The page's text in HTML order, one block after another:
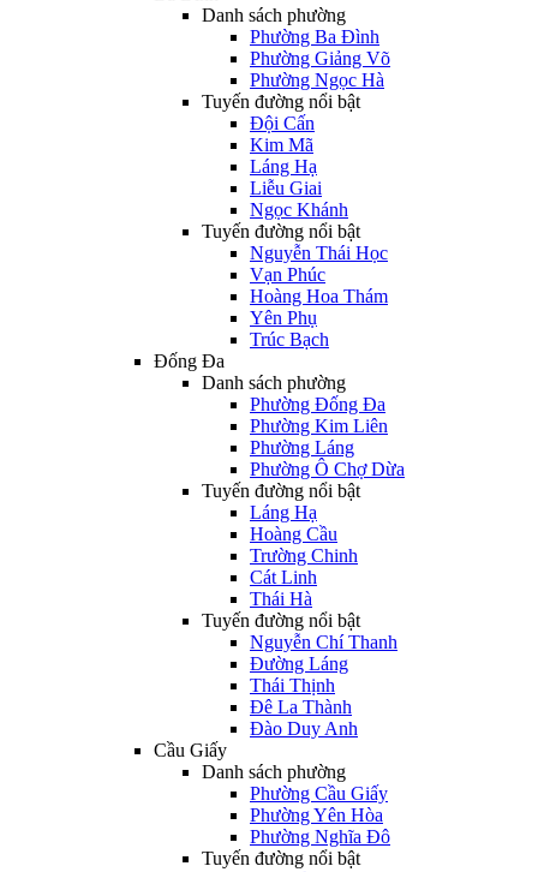
Danh sách phường
Phường Ba Đình
Phường Giảng Võ
Phường Ngọc Hà
Tuyến đường nổi bật
Đội Cấn
Kim Mã
Láng Hạ
Liễu Giai
Ngọc Khánh
Tuyến đường nổi bật
Nguyễn Thái Học
Vạn Phúc
Hoàng Hoa Thám
Yên Phụ
Trúc Bạch
Đống Đa
Danh sách phường
Phường Đống Đa
Phường Kim Liên
Phường Láng
Phường Ô Chợ Dừa
Tuyến đường nổi bật
Láng Hạ
Hoàng Cầu
Trường Chinh
Cát Linh
Thái Hà
Tuyến đường nổi bật
Nguyễn Chí Thanh
Đường Láng
Thái Thịnh
Đê La Thành
Đào Duy Anh
Cầu Giấy
Danh sách phường
Phường Cầu Giấy
Phường Yên Hòa
Phường Nghĩa Đô
Tuyến đường nổi bật